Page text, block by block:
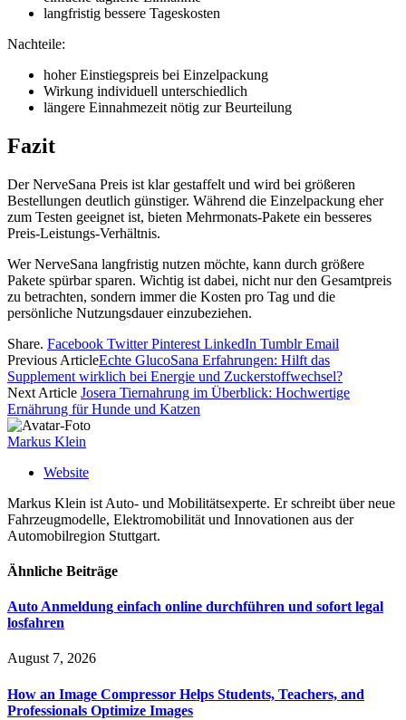
langfristig bessere Tageskosten
Nachteile:
hoher Einstiegspreis bei Einzelpackung
Wirkung individuell unterschiedlich
längere Einnahmezeit nötig zur Beurteilung
Fazit
Der NerveSana Preis ist klar gestaffelt und wird bei größeren
Bestellungen deutlich günstiger. Während die Einzelpackung eher
zum Testen geeignet ist, bieten Mehrmonats-Pakete ein besseres
Preis-Leistungs-Verhältnis.
Wer NerveSana langfristig nutzen möchte, kann durch größere
Pakete spürbar sparen. Wichtig ist dabei, nicht nur den Gesamtpreis
zu betrachten, sondern immer die Kosten pro Tag und die
persönliche Nutzungsdauer einzubeziehen.
Share. Facebook Twitter Pinterest LinkedIn Tumblr Email
Previous ArticleEchte GlucoSana Erfahrungen: Hilft das
Supplement wirklich bei Energie und Zuckerstoffwechsel?
Next Article Josera Tiernahrung im Überblick: Hochwertige
Ernährung für Hunde und Katzen
Markus Klein
Website
Markus Klein ist Auto- und Mobilitätsexperte. Er schreibt über neue
Fahrzeugmodelle, Elektromobilität und Innovationen aus der
Automobilregion Stuttgart.
Ähnliche Beiträge
Auto Anmeldung einfach online durchführen und sofort legal
losfahren
August 7, 2026
How an Image Compressor Helps Students, Teachers, and
Professionals Optimize Images